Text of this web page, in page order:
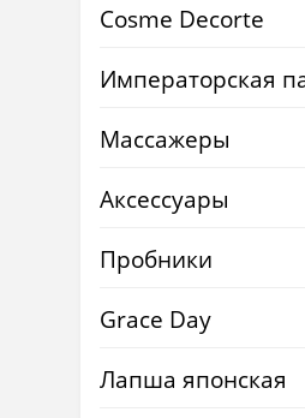
Cosme Decorte
Императорская
Массажеры
Аксессуары
Пробники
Grace Day
Лапша японская